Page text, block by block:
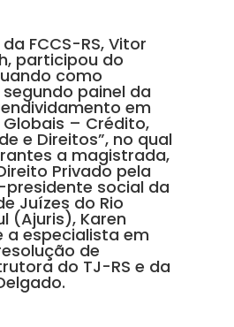
FCCS-RS, Vitor
participou do
como
painel da
em
– Crédito,
e Direitos”, no qual
a magistrada,
Privado pela
presidente social da
Juízes do Rio
(Ajuris), Karen
a especialista em
de
do TJ-RS e da